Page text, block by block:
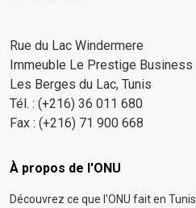
Rue du Lac Windermere
Immeuble Le Prestige Business
Les Berges du Lac, Tunis
Tél. : (+216) 36 011 680
Fax : (+216) 71 900 668
Footer menu
À propos de l'ONU
Découvrez ce que l'ONU fait en